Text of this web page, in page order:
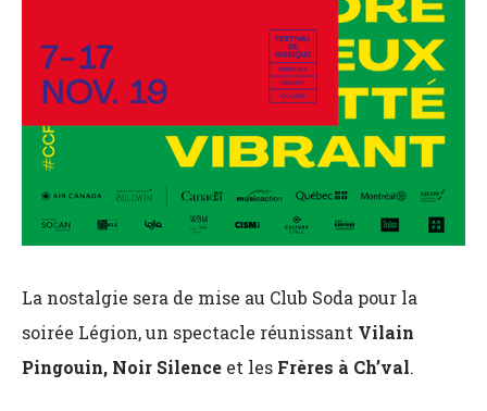
La nostalgie sera de mise au Club Soda pour la
soirée Légion, un spectacle réunissant Vilain
Pingouin, Noir Silence et les Frères à Ch’val.